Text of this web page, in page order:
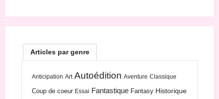
Articles par genre
Anticipation Art Autoédition Aventure Classique
Coup de coeur Essai Fantastique Fantasy Historique